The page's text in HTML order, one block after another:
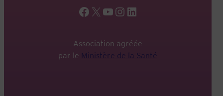
Facebook X YouTube Instagram LinkedIn
Association agréée
par le Ministère de la Santé